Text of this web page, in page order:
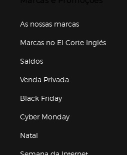
As nossas marcas
Marcas no El Corte Inglés
Saldos
Venda Privada
Black Friday
Cyber Monday
Natal